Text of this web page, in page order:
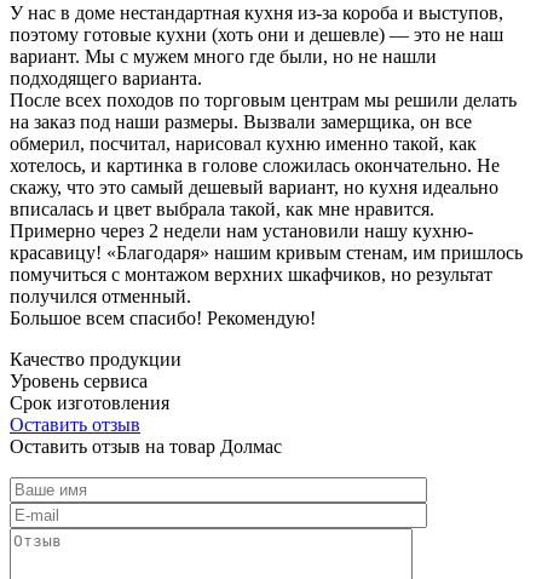
У нас в доме нестандартная кухня из-за короба и выступов,
поэтому готовые кухни (хоть они и дешевле) — это не наш
вариант. Мы с мужем много где были, но не нашли
подходящего варианта.
После всех походов по торговым центрам мы решили делать
на заказ под наши размеры. Вызвали замерщика, он все
обмерил, посчитал, нарисовал кухню именно такой, как
хотелось, и картинка в голове сложилась окончательно. Не
скажу, что это самый дешевый вариант, но кухня идеально
вписалась и цвет выбрала такой, как мне нравится.
Примерно через 2 недели нам установили нашу кухню-
красавицу! «Благодаря» нашим кривым стенам, им пришлось
помучиться с монтажом верхних шкафчиков, но результат
получился отменный.
Большое всем спасибо! Рекомендую!
Качество продукции
Уровень сервиса
Срок изготовления
Оставить отзыв
Оставить отзыв на товар Долмас